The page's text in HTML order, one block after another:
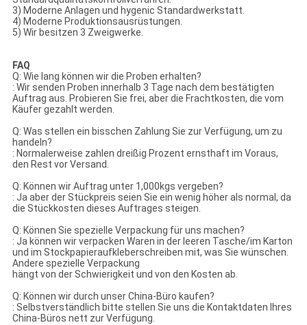
3) Moderne Anlagen und hygenic Standardwerkstatt.
4) Moderne Produktionsausrüstungen.
5) Wir besitzen 3 Zweigwerke.
FAQ
Q: Wie lang können wir die Proben erhalten?
: Wir senden Proben innerhalb 3 Tage nach dem bestätigten
Auftrag aus. Probieren Sie frei, aber die Frachtkosten, die vom
Käufer gezahlt werden.
Q: Was stellen ein bisschen Zahlung Sie zur Verfügung, um zu
handeln?
: Normalerweise zahlen dreißig Prozent ernsthaft im Voraus,
den Rest vor Versand.
Q: Können wir Auftrag unter 1,000kgs vergeben?
: Ja aber der Stückpreis seien Sie ein wenig höher als normal, da
die Stückkosten dieses Auftrages steigen.
Q: Können Sie spezielle Verpackung für uns machen?
: Ja können wir verpacken Waren in der leeren Tasche/im Karton
und im Stockpapieraufkleberschreiben mit, was Sie wünschen.
Andere spezielle Verpackung
hängt von der Schwierigkeit und von den Kosten ab.
Q: Können wir durch unser China-Büro kaufen?
: Selbstverständlich bitte stellen Sie uns die Kontaktdaten Ihres
China-Büros nett zur Verfügung.